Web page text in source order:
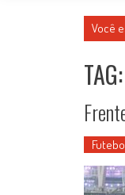
Você